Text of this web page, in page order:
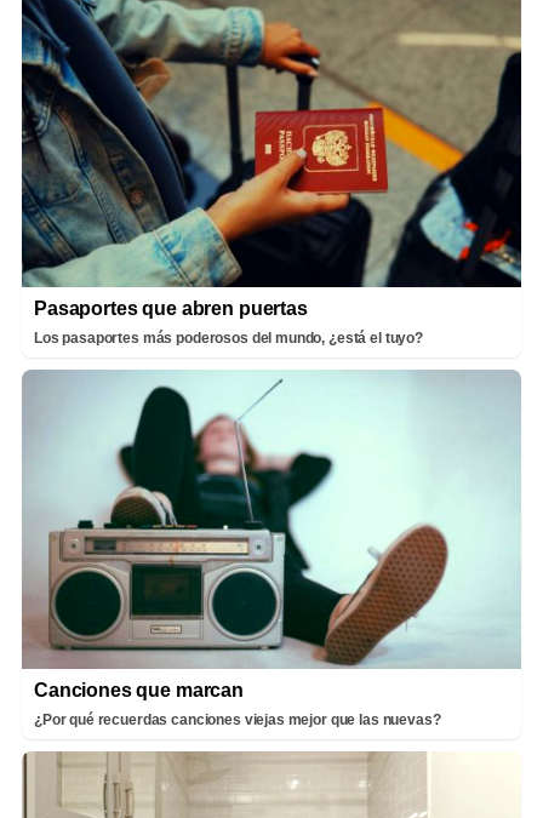
Pasaportes que abren puertas
Los pasaportes más poderosos del mundo, ¿está el tuyo?
Canciones que marcan
¿Por qué recuerdas canciones viejas mejor que las nuevas?